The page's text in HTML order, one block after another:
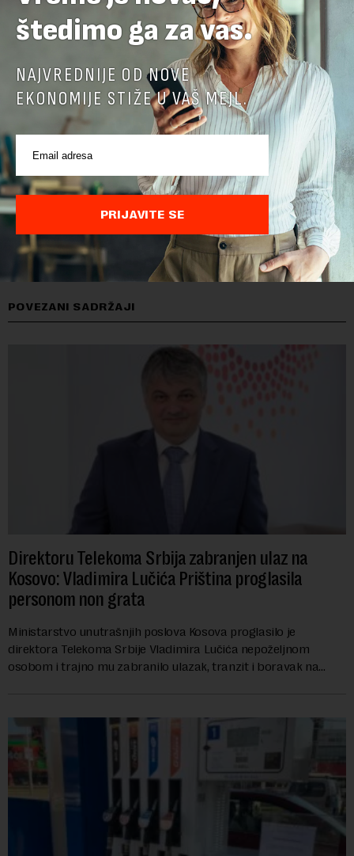
Google Uslovi Korišćenjasu primenjeni.
POVEZANI SADRŽAJI
Direktoru Telekoma Srbija zabranjen ulaz na
Kosovo: Vladimira Lučića Priština proglasila
personom non grata
Ministarstvo unutrašnjih poslova Kosova proglasilo je
direktora Telekoma Srbije Vladimira Lučića nepoželjnom
osobom i trajno mu zabranilo ulazak, tranzit i boravak na
štedimo ga za vas.
NAJVREDNIJE OD NOVE
EKONOMIJE STIŽE U VAŠ MEJL.
PRIJAVITE SE